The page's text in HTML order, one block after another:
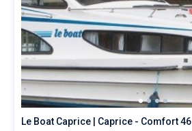
Le Boat Caprice | Caprice - Comfort 46